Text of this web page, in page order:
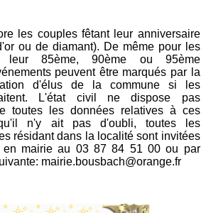
les couples fêtant leur anniversaire
ou de diamant). De même pour les
leur 85ème, 90ème ou 95ème
peuvent être marqués par la
d'élus de la commune si les
L'état civil ne dispose pas
toutes les données relatives à ces
n'y ait pas d'oubli, toutes les
résidant dans la localité sont invitées
en mairie au 03 87 84 51 00 ou par
mairie.bousbach@orange.fr